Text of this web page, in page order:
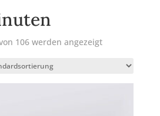
106 werden angezeigt